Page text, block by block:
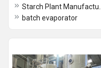
batch evaporator